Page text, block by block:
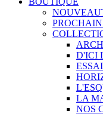
D'ICI
LA
NOS